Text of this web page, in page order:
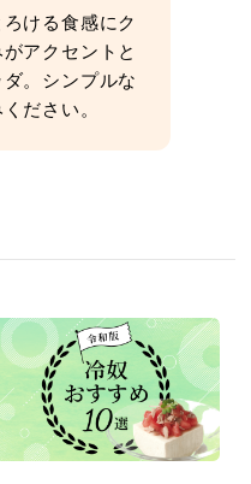
ける食感にク
アクセントと
。シンプルな
ださい。